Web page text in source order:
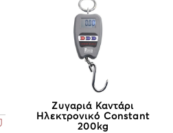
Ζυγαριά Καντάρι
Ηλεκτρονικό Constant
200kg